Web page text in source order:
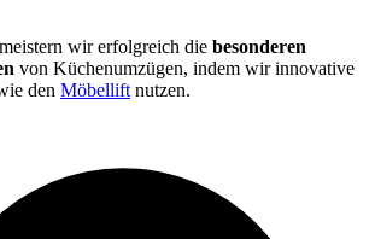
wir erfolgreich die besonderen
von Küchenumzügen, indem wir innovative
den Möbellift nutzen.